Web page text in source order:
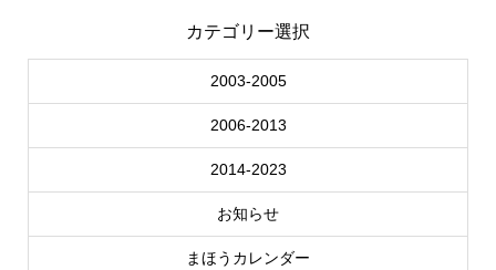
カテゴリー選択
2003-2005
2006-2013
2014-2023
お知らせ
まほうカレンダー